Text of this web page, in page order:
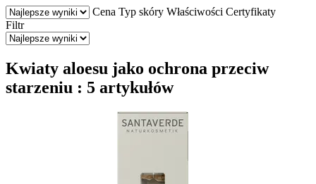
Cena Typ skóry Właściwości Certyfikaty
Filtr
Kwiaty aloesu jako ochrona przeciw
starzeniu : 5 artykułów